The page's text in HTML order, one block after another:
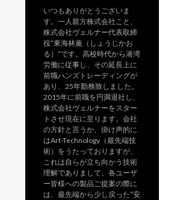
いつもありがとうございま
す。一人親方株式会社こと、
株式会社ヴェルナー代表取締
役”東海林薫（しょうじかお
る）”です。高校時代から港湾
労働に従事し、その延長上に
前職ハンズトレーディングが
あり、25年勤務致しました。
2015年に前職を円満退社し、
株式会社ヴェルナーをスター
トさせ現在に至ります。会社
の方針と言うか、掛け声的に
はArt-Technology（最先端技
術）をうたっておりますが、
これは自らが立ち向かう技術
理解でありまして、各ユーザ
ー皆様への製品ご提案の際に
は、最先端から少し戻った”安